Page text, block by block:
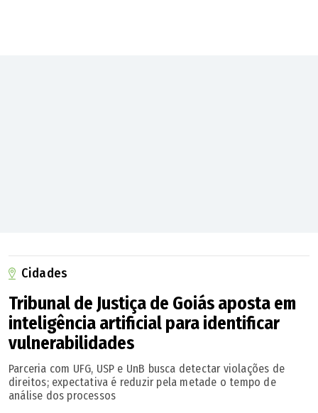
Cidades
Tribunal de Justiça de Goiás aposta em
inteligência artificial para identificar
vulnerabilidades
Parceria com UFG, USP e UnB busca detectar violações de
direitos; expectativa é reduzir pela metade o tempo de
análise dos processos